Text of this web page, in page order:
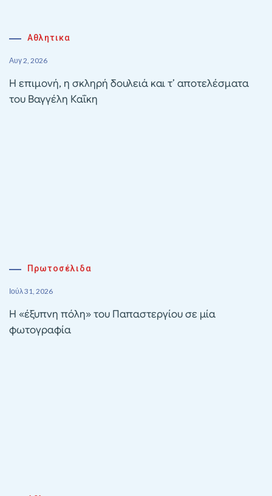
Αθλητικα
Αυγ 2, 2026
Η επιμονή, η σκληρή δουλειά και τ’ αποτελέσματα
του Βαγγέλη Καΐκη
Πρωτοσέλιδα
Ιούλ 31, 2026
Η «έξυπνη πόλη» του Παπαστεργίου σε μία
φωτογραφία